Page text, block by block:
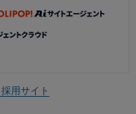
採用サイト